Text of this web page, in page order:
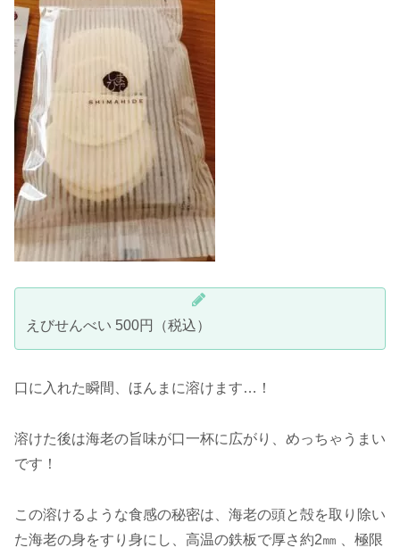
えびせんべい 500円（税込）
口に入れた瞬間、ほんまに溶けます…！
溶けた後は海老の旨味が口一杯に広がり、めっちゃうまい
です！
この溶けるような食感の秘密は、海老の頭と殻を取り除い
た海老の身をすり身にし、高温の鉄板で厚さ約2㎜ 、極限